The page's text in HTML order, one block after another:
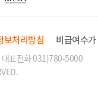
보처리방침 비급여수가
대표전화 031)780-5000